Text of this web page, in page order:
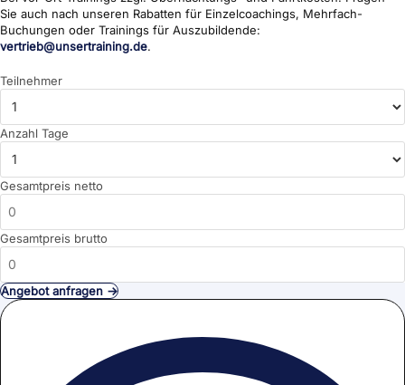
Sie auch nach unseren Rabatten für Einzelcoachings, Mehrfach-
Buchungen oder Trainings für Auszubildende:
vertrieb@unsertraining.de.
Teilnehmer
Anzahl Tage
Gesamtpreis netto
Gesamtpreis brutto
Angebot anfragen →